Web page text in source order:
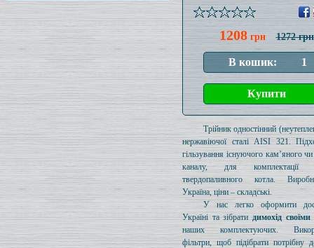
1208грн 1272 грн
Трійник одностінний
нержавіючої сталі AISI 321.
гільзування існуючого кам’яного
каналу, для комплектації
твердопаливного котла.
Україна, ціни – складські.
У нас легко оформити
Україні та зібратидимохід
наших комплектуючих.
фільтри, щоб підібрати потрібну